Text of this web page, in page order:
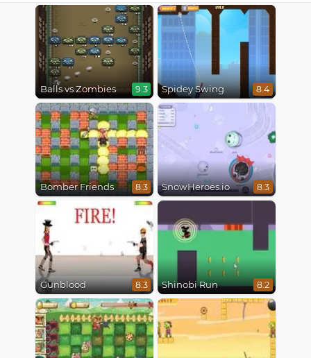
Balls vs Zombies 9.3 Spidey Swing 8.4
Bomber Friends 8.3 SnowHeroes.io 8.3
Gunblood 8.3 Shinobi Run 8.2